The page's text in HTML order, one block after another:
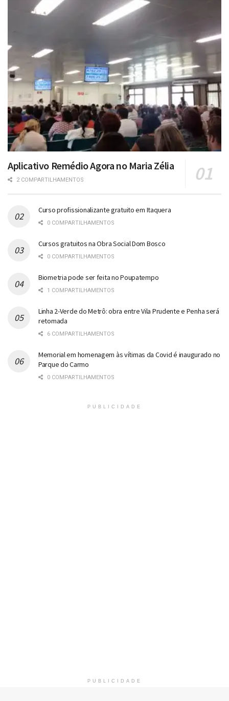
Aplicativo Remédio Agora no Maria Zélia
2 COMPARTILHAMENTOS
Curso profissionalizante gratuito em Itaquera
0 COMPARTILHAMENTOS
Cursos gratuitos na Obra Social Dom Bosco
0 COMPARTILHAMENTOS
Biometria pode ser feita no Poupatempo
1 COMPARTILHAMENTOS
Linha 2-Verde do Metrô: obra entre Vila Prudente e Penha será
retomada
6 COMPARTILHAMENTOS
Memorial em homenagem às vítimas da Covid é inaugurado no
Parque do Carmo
0 COMPARTILHAMENTOS
PUBLICIDADE
PUBLICIDADE